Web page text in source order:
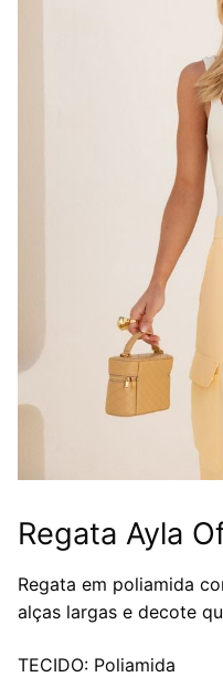
Regata Ayla
Regata em poliamida
alças largas e decote
TECIDO: Poliamida